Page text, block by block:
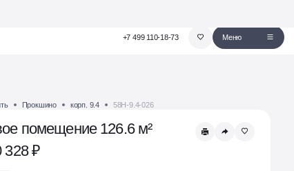
+7 499 110-18-73 Меню
Прокшино корп. 9.4 58Н-9.4-026
помещение 126.6 м²
328 ₽